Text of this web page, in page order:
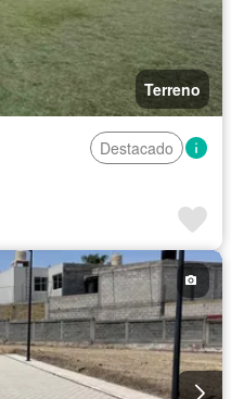
Terreno
Destacado